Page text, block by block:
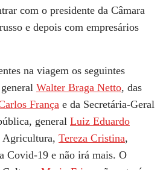
com o presidente da Câmara
e depois com empresários
na viagem os seguintes
Walter Braga Netto, das
França e da Secretária-Geral
general Luiz Eduardo
Agricultura, Tereza Cristina,
Covid-19 e não irá mais. O